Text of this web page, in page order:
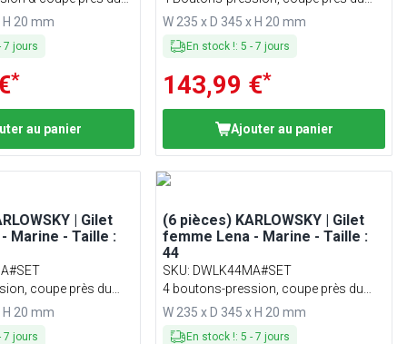
H 20 mm
7 jours
*
au panier
corps
W 235 x D 345 x H 20 mm
En stock !: 5 - 7 jours
143,99 €*
Ajouter au panier
| Gilet
Marine - Taille :
coupe près du
H 20 mm
7 jours
(6 pièces) KARLOWSKY | Gilet
femme Lena - Marine - Taille :
44
SKU: DWLK44MA#SET
4 boutons-pression, coupe près du
corps
W 235 x D 345 x H 20 mm
En stock !: 5 - 7 jours